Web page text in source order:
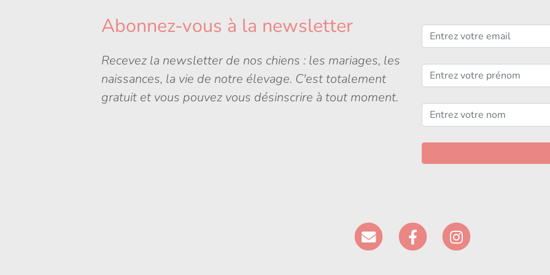
Abonnez-vous à la newsletter
Recevez la newsletter de nos chiens : les mariages, les
naissances, la vie de notre élevage. C'est totalement
gratuit et vous pouvez vous désinscrire à tout moment.